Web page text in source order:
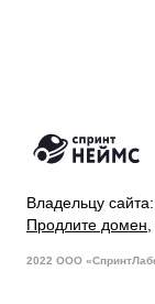
Владельцу сайта:
Продлите домен
2022 ООО